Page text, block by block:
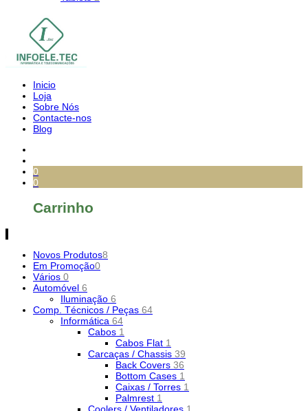
Inicio
Loja
Sobre Nós
Contacte-nos
Blog
0
0
Carrinho
Novos Produtos8
Em Promoção0
Vários 0
Automóvel 6
Iluminação 6
Comp. Técnicos / Peças 64
Informática 64
Cabos 1
Cabos Flat 1
Carcaças / Chassis 39
Back Covers 36
Bottom Cases 1
Caixas / Torres 1
Palmrest 1
Coolers / Ventiladores 1